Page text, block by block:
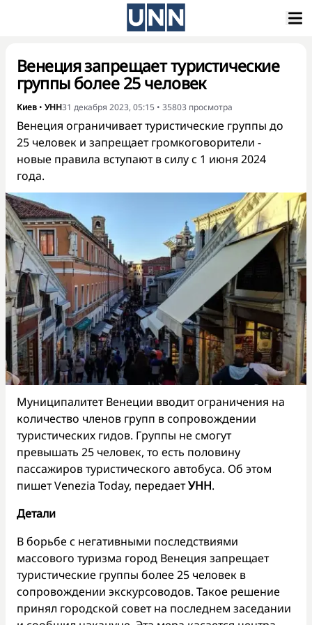
Венеция запрещает туристические
группы более 25 человек
Киев • УНН31 декабря 2023, 05:15 • 35803 просмотра
Венеция ограничивает туристические группы до
25 человек и запрещает громкоговорители -
новые правила вступают в силу с 1 июня 2024
года.
Муниципалитет Венеции вводит ограничения на
количество членов групп в сопровождении
туристических гидов. Группы не смогут
превышать 25 человек, то есть половину
пассажиров туристического автобуса. Об этом
пишет Venezia Today, передаетУНН.
Детали
В борьбе с негативными последствиями
массового туризма город Венеция запрещает
туристические группы более 25 человек в
сопровождении экскурсоводов. Такое решение
принял городской совет на последнем заседании